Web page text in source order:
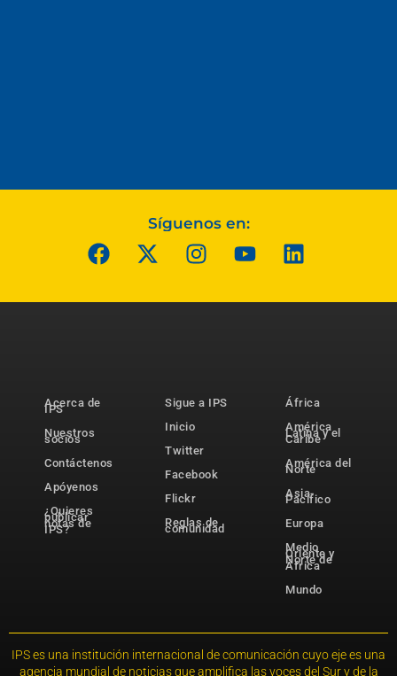
Síguenos en:
Acerca de
IPS
Nuestros
socios
Contáctenos
Apóyenos
¿Quieres
publicar
notas de
IPS?
Sigue a IPS
Inicio
Twitter
Facebook
Flickr
Reglas de
comunidad
África
América
Latina y el
Caribe
América del
Norte
Asia-
Pacífico
Europa
Medio
Oriente y
Norte de
África
Mundo
IPS es una institución internacional de comunicación cuyo eje es una
agencia mundial de noticias que amplifica las voces del Sur y de la